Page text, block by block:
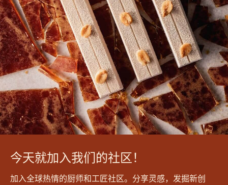
今天就加入我们的社区！
加入全球热情的厨师和工匠社区。分享灵感，发掘新创